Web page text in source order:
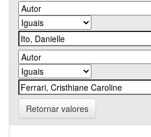
Retornar valores